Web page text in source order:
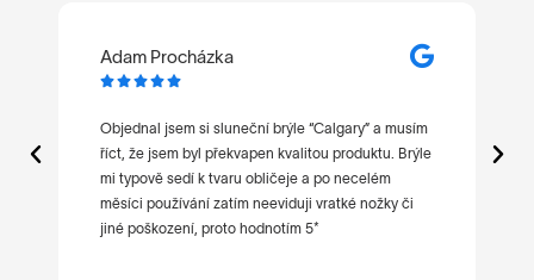
Adam Procházka

Objednal jsem si sluneční brýle “Calgary” a musím
říct, že jsem byl překvapen kvalitou produktu. Brýle
mi typově sedí k tvaru obličeje a po necelém
měsíci používání zatím neeviduji vratké nožky či
jiné poškození, proto hodnotím 5*